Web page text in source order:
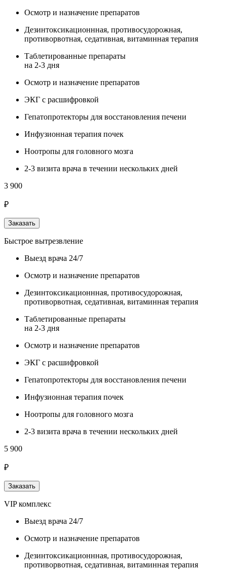
Осмотр и назначение препаратов
Дезинтоксикационнная, противосудорожная,
противорвотная, седативная, витаминная терапия
Таблетированные препараты
на 2-3 дня
Осмотр и назначение препаратов
ЭКГ с расшифровкой
Гепатопротекторы для восстановления печени
Инфузионная терапия почек
Ноотропы для головного мозга
2-3 визита врача в течении нескольких дней
3 900
₽
Заказать
Быстрое вытрезвление
Выезд врача 24/7
Осмотр и назначение препаратов
Дезинтоксикационнная, противосудорожная,
противорвотная, седативная, витаминная терапия
Таблетированные препараты
на 2-3 дня
Осмотр и назначение препаратов
ЭКГ с расшифровкой
Гепатопротекторы для восстановления печени
Инфузионная терапия почек
Ноотропы для головного мозга
2-3 визита врача в течении нескольких дней
5 900
₽
Заказать
VIP комплекс
Выезд врача 24/7
Осмотр и назначение препаратов
Дезинтоксикационнная, противосудорожная,
противорвотная, седативная, витаминная терапия